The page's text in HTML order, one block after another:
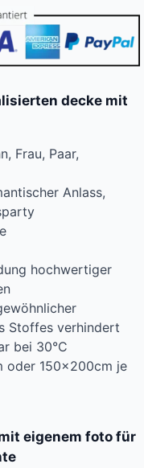
decke mit
Frau, Paar,
Anlass,
hochwertiger
Stoffes verhindert
bei 30°C
oder 150x200cm je
eigenem foto für